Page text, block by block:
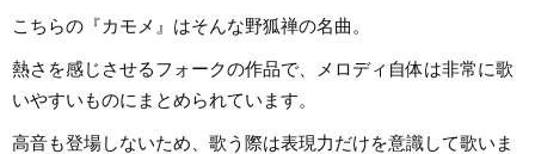
こちらの『カモメ』はそんな野狐禅の名曲。
熱さを感じさせるフォークの作品で、メロディ自体は非常に歌
いやすいものにまとめられています。
高音も登場しないため、歌う際は表現力だけを意識して歌いま